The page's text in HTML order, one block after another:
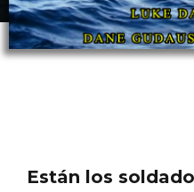
Están los